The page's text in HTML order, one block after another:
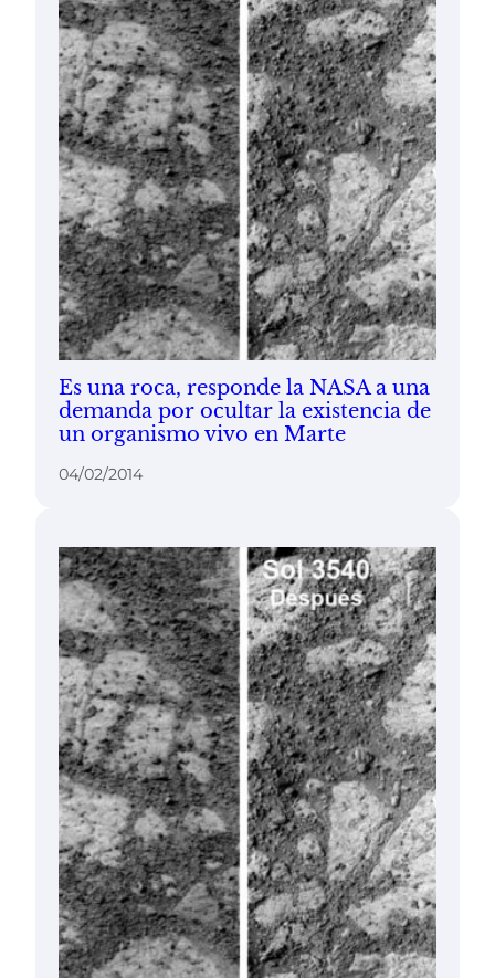
Es una roca, responde la NASA a una
demanda por ocultar la existencia de
un organismo vivo en Marte
04/02/2014